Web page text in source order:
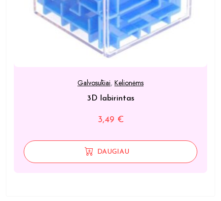
Galvosūkiai, Kelionėms
3D labirintas
3,49 €
DAUGIAU